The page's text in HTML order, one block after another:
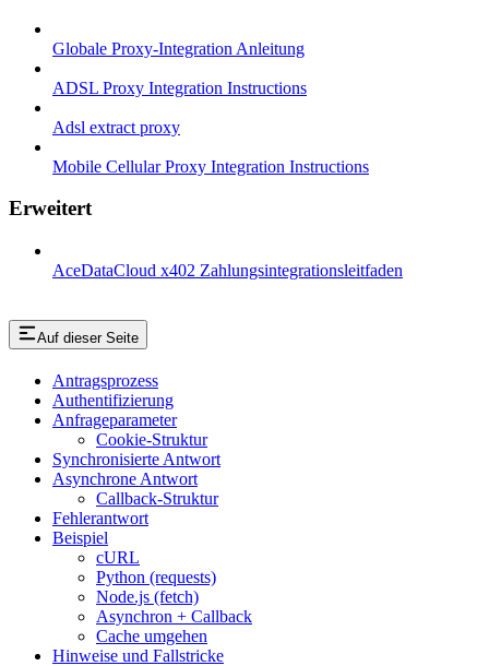
Globale Proxy-Integration Anleitung
ADSL Proxy Integration Instructions
Adsl extract proxy
Mobile Cellular Proxy Integration Instructions
Erweitert
AceDataCloud x402 Zahlungsintegrationsleitfaden
Auf dieser Seite
Antragsprozess
Authentifizierung
Anfrageparameter
Cookie-Struktur
Synchronisierte Antwort
Asynchrone Antwort
Callback-Struktur
Fehlerantwort
Beispiel
cURL
Python (requests)
Node.js (fetch)
Asynchron + Callback
Cache umgehen
Hinweise und Fallstricke